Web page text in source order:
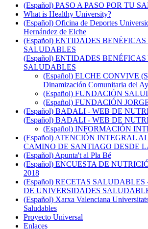
(Español) PASO A PASO POR TU
What is Healthy University?
(Español) Oficina de Deportes
Hernández de Elche
(Español) ENTIDADES
SALUDABLES
(Español) ENTIDADES
SALUDABLES
(Español) ELCHE CONVIVE
Dinamización Comunitaria del
(Español) FUNDACIÓN
(Español) FUNDACIÓN
(Español) BADALI - WEB DE
(Español) BADALI - WEB DE
(Español) INFORMACIÓN
(Español) ATENCIÓN INTEGRAL
CAMINO DE SANTIAGO DESDE
(Español) Apunta't al Pla Bé
(Español) ENCUESTA DE
2018
(Español) RECETAS SALUDABLES
DE UNIVERSIDADES
(Español) Xarxa Valenciana
Saludables
Proyecto Universal
Enlaces